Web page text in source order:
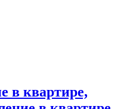
в квартире,